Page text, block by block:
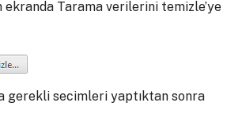
ekranda Tarama verilerini temizle’ye
gerekli secimleri yaptıktan sonra